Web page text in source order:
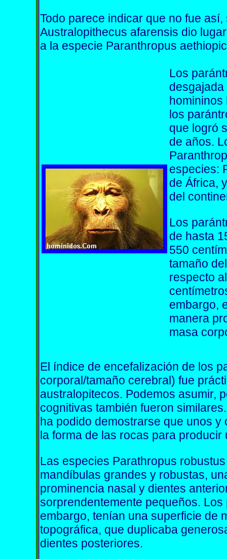
Todo parece indicar que no fue
Australopithecus afarensis dio
a la especie Paranthropus
Los
los
que logró
de años.
especies:
de África,
del
Los
de hasta
550
tamaño
respecto
embargo,
manera
masa
El índice de encefalización de los
corporal/tamaño cerebral) fue
australopitecos. Podemos asumir,
cognitivas también fueron
ha podido demostrarse que unos
la forma de las rocas para producir
Las especies Parathropus
mandíbulas grandes y robustas,
prominencia nasal y dientes
sorprendentemente pequeños.
embargo, tenían una superficie de
topográfica, que duplicaba
dientes posteriores.